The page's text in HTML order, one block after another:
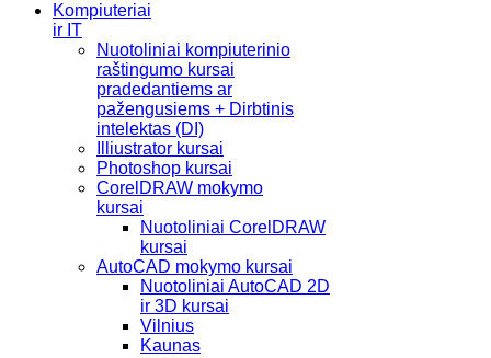
Kompiuteriai
ir IT
Nuotoliniai kompiuterinio
raštingumo kursai
pradedantiems ar
pažengusiems + Dirbtinis
intelektas (DI)
Illiustrator kursai
Photoshop kursai
CorelDRAW mokymo
kursai
Nuotoliniai CorelDRAW
kursai
AutoCAD mokymo kursai
Nuotoliniai AutoCAD 2D
ir 3D kursai
Vilnius
Kaunas